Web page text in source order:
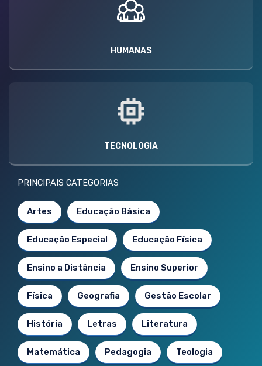
HUMANAS
TECNOLOGIA
PRINCIPAIS CATEGORIAS
Artes Educação Básica
Educação Especial Educação Física
Ensino a Distância Ensino Superior
Física Geografia Gestão Escolar
História Letras Literatura
Matemática Pedagogia Teologia